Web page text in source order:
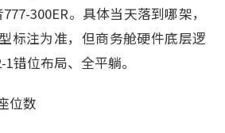
300ER。具体当天落到哪架，
标注为准，但商务舱硬件底层逻
位布局、全平躺。
位数